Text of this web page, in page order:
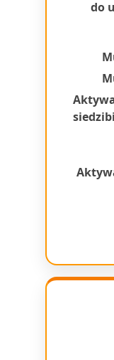
do